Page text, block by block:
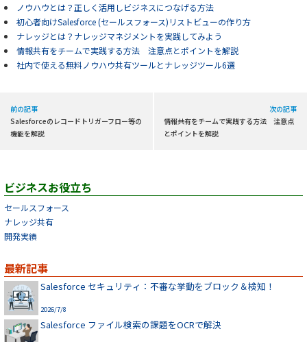
ノウハウとは？正しく活用しビジネスにつなげる方法
初心者向けSalesforce (セールスフォース)リストビューの作り方
ナレッジとは？ナレッジマネジメントを実践してみよう
情報共有をチームで実践する方法 注意点とポイントを解説
社内で使える無料ノウハウ共有ツールとナレッジツール6選
前の記事
Salesforceのレコードトリガーフロー等の
機能を解説
次の記事
情報共有をチームで実践する方法 注意点
とポイントを解説
ビジネスお役立ち
セールスフォース
ナレッジ共有
開発実績
最新記事
Salesforce セキュリティ：不審な挙動をブロック＆検知！
2026/7/8
Salesforce ファイル検索の課題をOCRで解決